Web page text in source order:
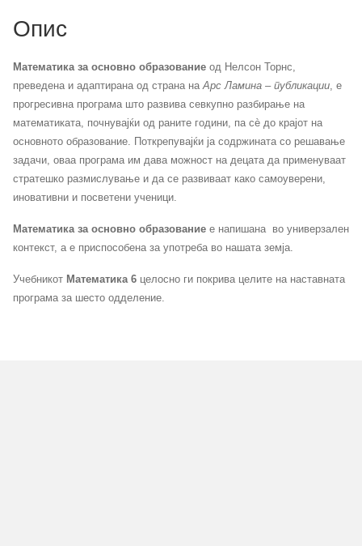
30% уреа 75 мл
Опис
Математика за основно образование од Нелсон Торнс,
преведена и адаптирана од страна на Арс Ламина – публикации , е
прогресивна програма што развива севкупно разбирање на
математиката, почнувајќи од раните години, па сè до крајот на
основното образование. Поткрепувајќи ја содржината со решавање
задачи, оваа програма им дава можност на децата да применуваат
стратешко размислување и да се развиваат како самоуверени,
иновативни и посветени ученици.
Математика за основно образование е напишана во универзален
контекст, а е приспособена за употреба во нашата земја.
Учебникот Математика 6 целосно ги покрива целите на наставната
програма за шесто одделение.